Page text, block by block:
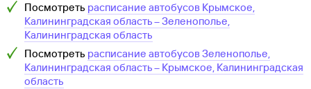
Посмотреть расписание автобусов Крымское,
Калининградская область–Зеленополье,
Калининградская область
Посмотреть расписание автобусовЗеленополье,
Калининградская область– Крымское, Калининградская
область